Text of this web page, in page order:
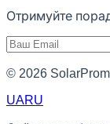
Отримуйте
© 2026
UARU